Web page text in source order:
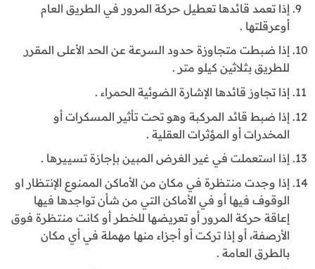
إذا تعمد قائدها تعطيل حركة المرور في الطريق العام
أوعرقلتها .
إذا ضبطت متجاوزة حدود السرعة عن الحد الأعلى المقرر
للطريق بثلاثين كيلو متر .
إذا تجاوز قائدها الإشارة الضوئية الحمراء .
إذا ضبط قائد المركبة وهو تحت تأثير المسكرات أو
المخدرات أو المؤثرات العقلية .
إذا استعملت في غير الغرض المبين بإجازة تسييرها .
إذا وجدت منتظرة في مكان من الأماكن الممنوع الإنتظار او
الوقوف فيها أو في الأماكن التي من شأن تواجدها فيها
إعاقة حركة المرور أو تعريضها للخطر أو كانت منتظرة فوق
الأرصفة، أو إذا تركت أو أجزاء منها مهملة في أي مكان
بالطرق العامة .